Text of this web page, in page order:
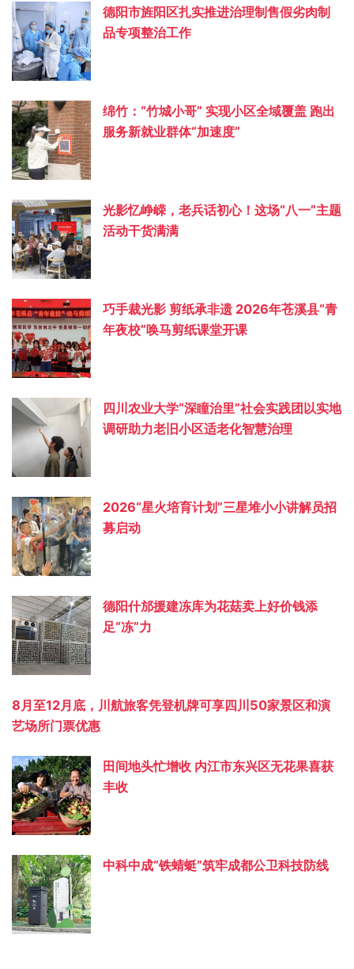
德阳市旌阳区扎实推进治理制售假劣肉制
品专项整治工作
绵竹：“竹城小哥” 实现小区全域覆盖 跑出
服务新就业群体“加速度”
光影忆峥嵘，老兵话初心！这场“八一”主题
活动干货满满
巧手裁光影 剪纸承非遗 2026年苍溪县“青
年夜校”唤马剪纸课堂开课
四川农业大学“深瞳治里”社会实践团以实地
调研助力老旧小区适老化智慧治理
2026“星火培育计划”三星堆小小讲解员招
募启动
德阳什邡援建冻库为花菇卖上好价钱添
足“冻”力
8月至12月底，川航旅客凭登机牌可享四川50家景区和演
艺场所门票优惠
田间地头忙增收 内江市东兴区无花果喜获
丰收
中科中成“铁蜻蜓”筑牢成都公卫科技防线